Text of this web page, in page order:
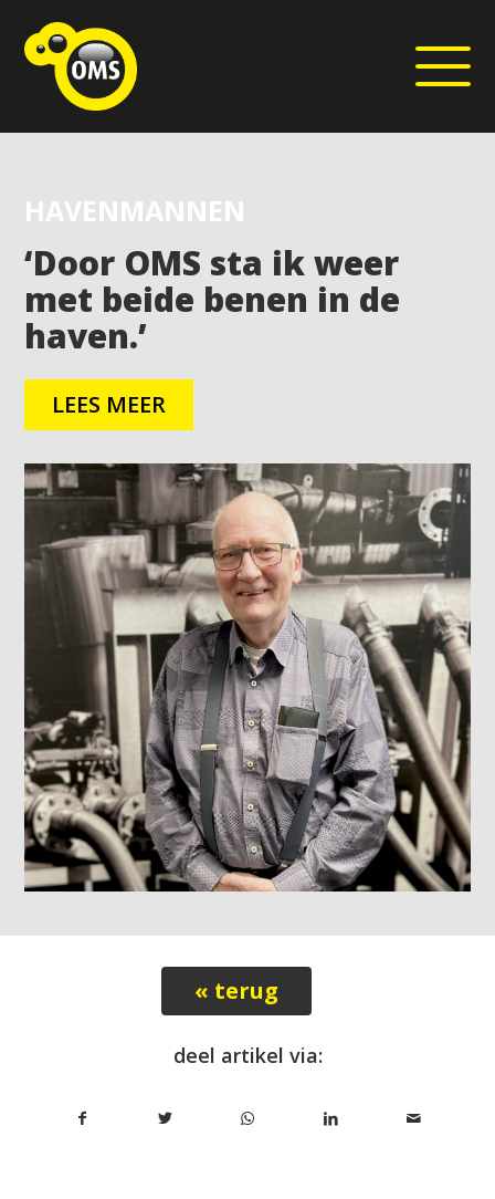
HAVENMANNEN
‘Door OMS sta ik weer
met beide benen in de
haven.’
LEES MEER
« terug
deel artikel via: